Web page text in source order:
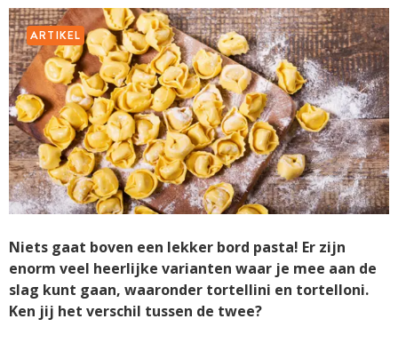
ARTIKEL
Niets gaat boven een lekker bord pasta! Er zijn
enorm veel heerlijke varianten waar je mee aan de
slag kunt gaan, waaronder tortellini en tortelloni.
Ken jij het verschil tussen de twee?